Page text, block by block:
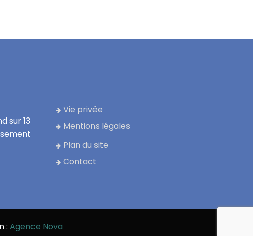
sur 13
Vie privée
Mentions légales
Plan du site
Contact
: Agence Nova